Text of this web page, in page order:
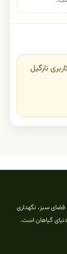
نارگیل
سبز، نگهداری
گیاهان است.